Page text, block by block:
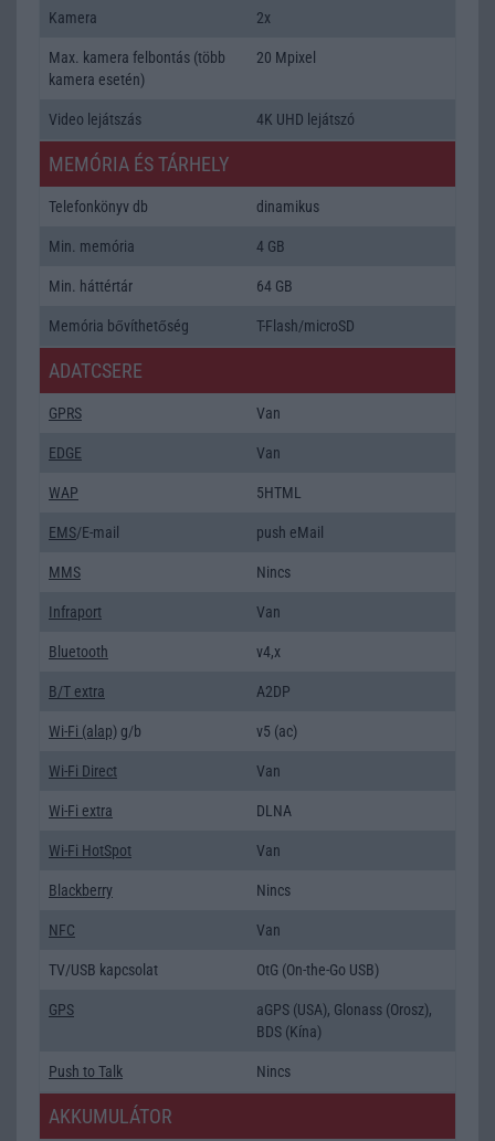
Kamera 2x
Max. kamera felbontás (több
kamera esetén)
20 Mpixel
Video lejátszás 4K UHD lejátszó
MEMÓRIA ÉS TÁRHELY
Telefonkönyv db dinamikus
Min. memória 4 GB
Min. háttértár 64 GB
Memória bővíthetőség T-Flash/microSD
ADATCSERE
GPRS Van
EDGE Van
WAP 5HTML
EMS/E-mail push eMail
MMS Nincs
Infraport Van
Bluetooth v4,x
B/T extra A2DP
Wi-Fi (alap) g/b v5 (ac)
Wi-Fi Direct Van
Wi-Fi extra DLNA
Wi-Fi HotSpot Van
Blackberry Nincs
NFC Van
TV/USB kapcsolat OtG (On-the-Go USB)
GPS
aGPS (USA), Glonass (Orosz),
BDS (Kína)
Push to Talk Nincs
AKKUMULÁTOR